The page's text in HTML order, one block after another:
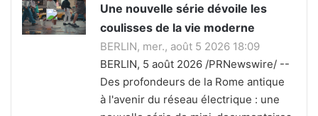
Une nouvelle série dévoile les
coulisses de la vie moderne
BERLIN, mer., août 5 2026 18:09
BERLIN, 5 août 2026 /PRNewswire/ --
Des profondeurs de la Rome antique
à l'avenir du réseau électrique : une